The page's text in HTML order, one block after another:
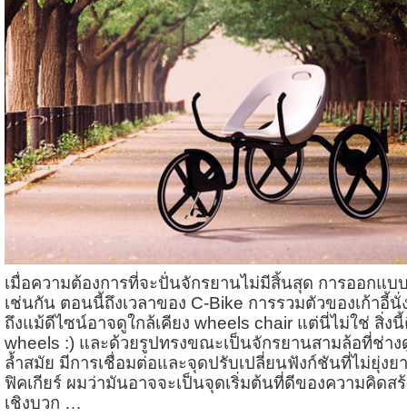
เมื่อความต้องการที่จะปั่นจักรยานไม่มีสิ้นสุด การออกแบ
เช่นกัน ตอนนี้ถึงเวลาของ C-Bike การรวมตัวของเก้าอี้
ถึงแม้ดีไซน์อาจดูใกล้เคียง wheels chair แต่นี่ไม่ใช่ สิ่ง
wheels :) และด้วยรูปทรงขณะเป็นจักรยานสามล้อที่ช่าง
ล้ำสมัย มีการเชื่อมต่อและจุดปรับเปลี่ยนฟังก์ชันที่ไม่ยุ่งย
ฟิคเกียร์ ผมว่ามันอาจจะเป็นจุดเริ่มต้นที่ดีของความคิดส
เชิงบวก …